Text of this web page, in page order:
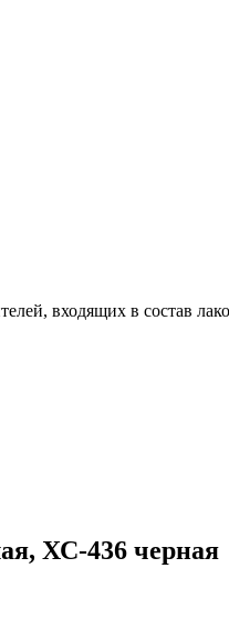
входящих в состав
ХС-436 черная